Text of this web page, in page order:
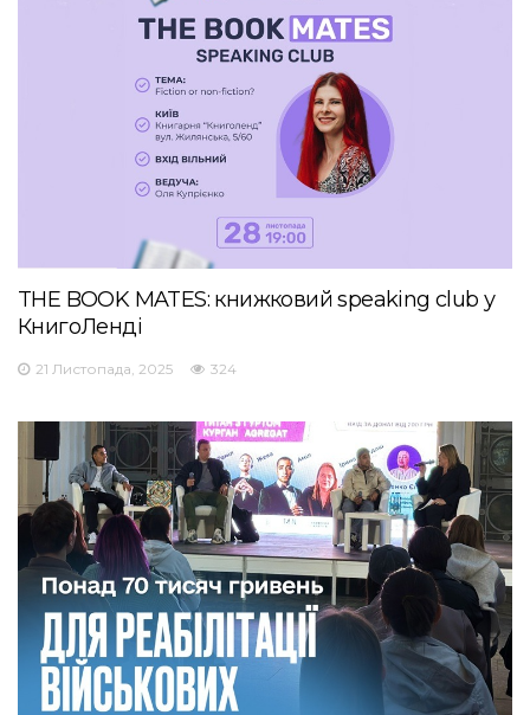
THE BOOK MATES: книжковий speaking club у
КнигоЛенді
21 Листопада, 2025 324